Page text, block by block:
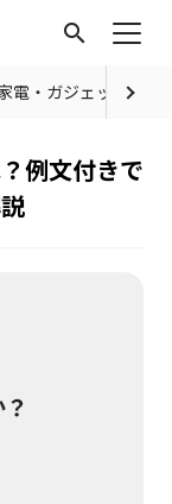
search
電・ガジェット
例文付きで